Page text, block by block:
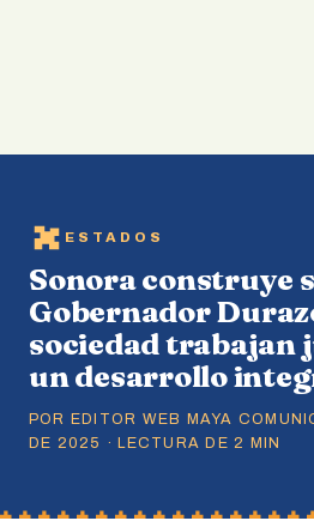
ESTADOS
Sonora construye
Gobernador
sociedad trabajan
un desarrollo
POR EDITOR WEB MAYA
DE 2025 · LECTURA DE 2 MIN